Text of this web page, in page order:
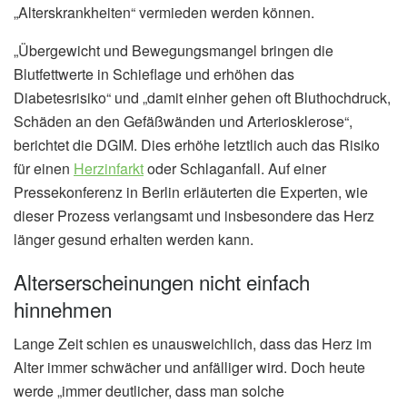
„Alterskrankheiten“ vermieden werden können.
„Übergewicht und Bewegungsmangel bringen die
Blutfettwerte in Schieflage und erhöhen das
Diabetesrisiko“ und „damit einher gehen oft Bluthochdruck,
Schäden an den Gefäßwänden und Arteriosklerose“,
berichtet die DGIM. Dies erhöhe letztlich auch das Risiko
für einen Herzinfarktoder Schlaganfall. Auf einer
Pressekonferenz in Berlin erläuterten die Experten, wie
dieser Prozess verlangsamt und insbesondere das Herz
länger gesund erhalten werden kann.
Alterserscheinungen nicht einfach
hinnehmen
Lange Zeit schien es unausweichlich, dass das Herz im
Alter immer schwächer und anfälliger wird. Doch heute
werde „immer deutlicher, dass man solche